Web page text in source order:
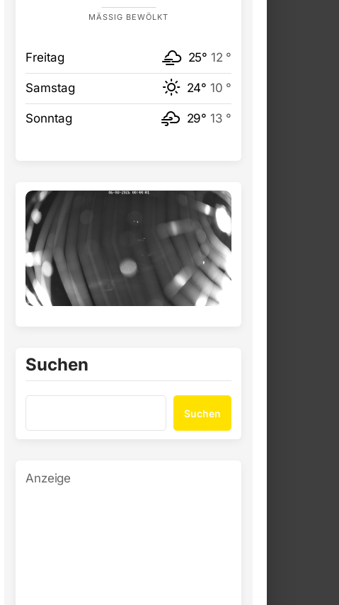
MÄSSIG BEWÖLKT
Freitag 25° 12 °
Samstag 24° 10 °
Sonntag 29° 13 °
Suchen
Suchen
Anzeige